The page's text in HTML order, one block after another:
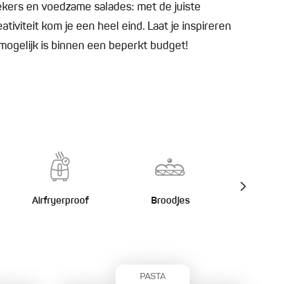
en voedzame salades: met de juiste
kom je een heel eind. Laat je inspireren
is binnen een beperkt budget!
Airfryerproof Broodjes
PASTA